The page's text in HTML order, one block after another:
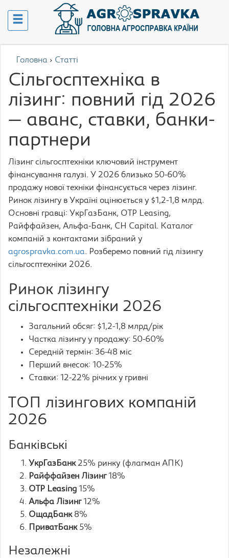
Головна › Статті
Сільгосптехніка в
лізинг: повний гід 2026
— аванс, ставки, банки-
партнери
Лізинг сільгосптехніки ключовий інструмент
фінансування галузі. У 2026 близько 50-60%
продажу нової техніки фінансується через лізинг.
Ринок лізингу в Україні оцінюється у $1,2-1,8 млрд.
Основні гравці: УкрГазБанк, OTP Leasing,
Райффайзен, Альфа-Банк, СН Capital. Каталог
компаній з контактами зібраний у
agrospravka.com.ua. Розберемо повний гід лізингу
сільгосптехніки 2026.
Ринок лізингу
сільгосптехніки 2026
Загальний обсяг: $1,2-1,8 млрд/рік
Частка лізингу у продажу: 50-60%
Середній термін: 36-48 міс
Перший внесок: 10-25%
Ставки: 12-22% річних у гривні
ТОП лізингових компаній
2026
Банківські
УкрГазБанк25% ринку (флагман АПК)
Райффайзен Лізинг18%
OTP Leasing 15%
Альфа Лізинг12%
ОщадБанк8%
ПриватБанк5%
Незалежні